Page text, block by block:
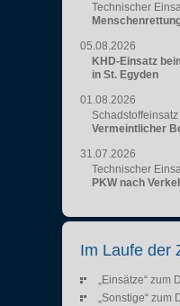
Technischer
05.08.2026
KHD-Einsatz
in St. Egyden
01.08.2026
Schadstoffeinsatz
Vermeintlicher
31.07.2026
Technischer
PKW nach
Im Laufe der
„Einsätze“ zum
„Sonstige“ zum